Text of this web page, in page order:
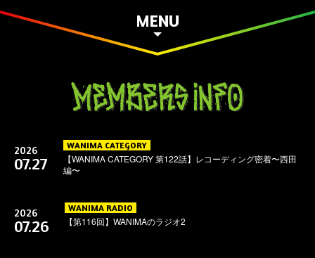
MENU
2026
07.27
WANIMA CATEGORY
【WANIMA CATEGORY 第122話】レコーディング密着〜西田
編〜
2026
07.26
WANIMA RADIO
【第116回】WANIMAのラジオ2